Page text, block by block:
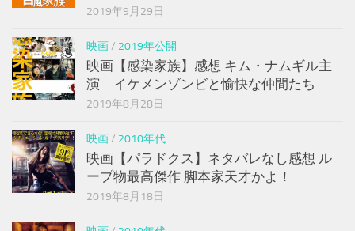
2019年9月29日
映画/ 2019年公開
映画【感染家族】感想 キム・ナムギル主
演 イケメンゾンビと愉快な仲間たち
2019年8月28日
映画/ 2010年代
映画【パラドクス】ネタバレなし感想 ル
ープ物最高傑作 脚本家天才かよ！
2019年8月18日